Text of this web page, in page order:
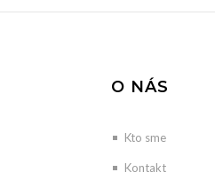
O NÁS
Kto sme
Kontakt